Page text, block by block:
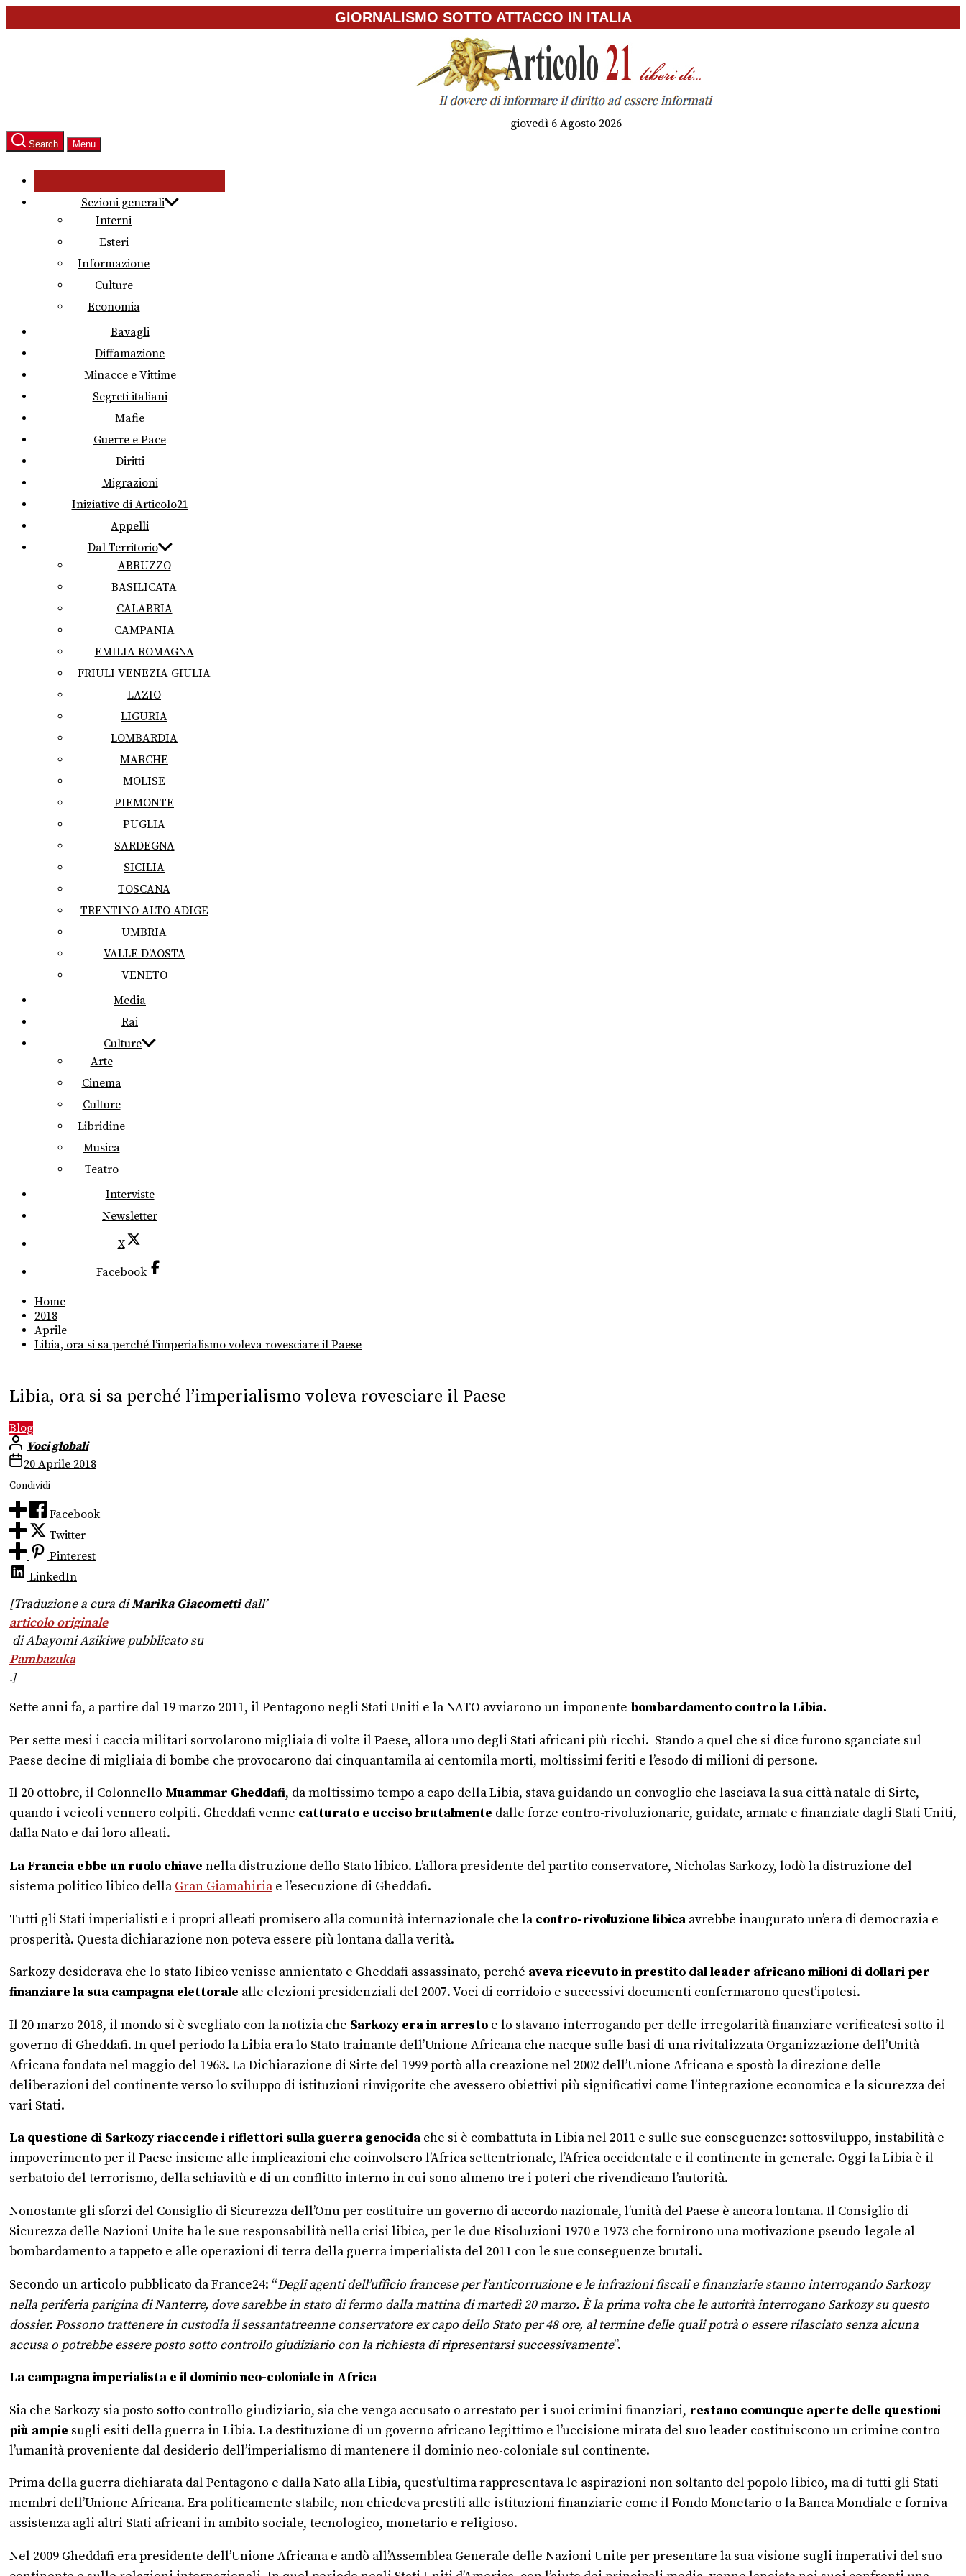
to
GIORNALISMO SOTTO ATTACCO IN ITALIA
giovedì 6 Agosto 2026
Search Menu
Sezioni generali
Interni
Esteri
Informazione
Culture
Economia
Bavagli
Diffamazione
Minacce e Vittime
Segreti italiani
Mafie
Guerre e Pace
Diritti
Migrazioni
Iniziative di Articolo21
Appelli
Dal Territorio
ABRUZZO
BASILICATA
CALABRIA
CAMPANIA
EMILIA ROMAGNA
FRIULI VENEZIA GIULIA
LAZIO
LIGURIA
LOMBARDIA
MARCHE
MOLISE
PIEMONTE
PUGLIA
SARDEGNA
SICILIA
TOSCANA
TRENTINO ALTO ADIGE
UMBRIA
VALLE D’AOSTA
VENETO
Media
Rai
Culture
Arte
Cinema
Culture
Libridine
Musica
Teatro
Interviste
Newsletter
X
Facebook
Home
2018
Aprile
Libia, ora si sa perché l’imperialismo voleva rovesciare il Paese
Libia, ora si sa perché l’imperialismo voleva rovesciare il Paese
Blog
Voci globali
20 Aprile 2018
Condividi
Facebook
Twitter
Pinterest
LinkedIn
[Traduzione a cura diMarika Giacomettidall’
articolo originale
di Abayomi Azikiwe pubblicato su
Pambazuka
.]
Sette anni fa, a partire dal 19 marzo 2011, il Pentagono negli Stati Uniti e la NATO avviarono un imponente bombardamento contro la Libia.
Per sette mesi i caccia militari sorvolarono migliaia di volte il Paese, allora uno degli Stati africani più ricchi. Stando a quel che si dice furono sganciate sul
Paese decine di migliaia di bombe che provocarono dai cinquantamila ai centomila morti, moltissimi feriti e l’esodo di milioni di persone.
Il 20 ottobre, il Colonnello Muammar Gheddafi, da moltissimo tempo a capo della Libia, stava guidando un convoglio che lasciava la sua città natale di Sirte,
quando i veicoli vennero colpiti. Gheddafi venne catturato e ucciso brutalmente dalle forze contro-rivoluzionarie, guidate, armate e finanziate dagli Stati Uniti,
dalla Nato e dai loro alleati.
La Francia ebbe un ruolo chiave nella distruzione dello Stato libico. L’allora presidente del partito conservatore, Nicholas Sarkozy, lodò la distruzione del
sistema politico libico dellaGran Giamahiriae l’esecuzione di Gheddafi.
Tutti gli Stati imperialisti e i propri alleati promisero alla comunità internazionale che lacontro-rivoluzione libica avrebbe inaugurato un’era di democrazia e
prosperità. Questa dichiarazione non poteva essere più lontana dalla verità.
Sarkozy desiderava che lo stato libico venisse annientato e Gheddafi assassinato, perché aveva ricevuto in prestito dal leader africano milioni di dollari per
finanziare la sua campagna elettorale alle elezioni presidenziali del 2007. Voci di corridoio e successivi documenti confermarono quest’ipotesi.
Il 20 marzo 2018, il mondo si è svegliato con la notizia che Sarkozy era in arresto e lo stavano interrogando per delle irregolarità finanziare verificatesi sotto il
governo di Gheddafi. In quel periodo la Libia era lo Stato trainante dell’Unione Africana che nacque sulle basi di una rivitalizzata Organizzazione dell’Unità
Africana fondata nel maggio del 1963. La Dichiarazione di Sirte del 1999 portò alla creazione nel 2002 dell’Unione Africana e spostò la direzione delle
deliberazioni del continente verso lo sviluppo di istituzioni rinvigorite che avessero obiettivi più significativi come l’integrazione economica e la sicurezza dei
vari Stati.
La questione di Sarkozy riaccende i riflettori sulla guerra genocida che si è combattuta in Libia nel 2011 e sulle sue conseguenze: sottosviluppo, instabilità e
impoverimento per il Paese insieme alle implicazioni che coinvolsero l’Africa settentrionale, l’Africa occidentale e il continente in generale. Oggi la Libia è il
serbatoio del terrorismo, della schiavitù e di un conflitto interno in cui sono almeno tre i poteri che rivendicano l’autorità.
Nonostante gli sforzi del Consiglio di Sicurezza dell’Onu per costituire un governo di accordo nazionale, l’unità del Paese è ancora lontana. Il Consiglio di
Sicurezza delle Nazioni Unite ha le sue responsabilità nella crisi libica, per le due Risoluzioni 1970 e 1973 che fornirono una motivazione pseudo-legale al
bombardamento a tappeto e alle operazioni di terra della guerra imperialista del 2011 con le sue conseguenze brutali.
Secondo un articolo pubblicato da France24: “Degli agenti dell’ufficio francese per l’anticorruzione e le infrazioni fiscali e finanziarie stanno interrogando Sarkozy
nella periferia parigina di Nanterre, dove sarebbe in stato di fermo dalla mattina di martedì 20 marzo. È la prima volta che le autorità interrogano Sarkozy su questo
dossier. Possono trattenere in custodia il sessantatreenne conservatore ex capo dello Stato per 48 ore, al termine delle quali potrà o essere rilasciato senza alcuna
accusa o potrebbe essere posto sotto controllo giudiziario con la richiesta di ripresentarsi successivamente”.
La campagna imperialista e il dominio neo-coloniale in Africa
Sia che Sarkozy sia posto sotto controllo giudiziario, sia che venga accusato o arrestato per i suoi crimini finanziari, restano comunque aperte delle questioni
più ampie sugli esiti della guerra in Libia. La destituzione di un governo africano legittimo e l’uccisione mirata del suo leader costituiscono un crimine contro
l’umanità proveniente dal desiderio dell’imperialismo di mantenere il dominio neo-coloniale sul continente.
Prima della guerra dichiarata dal Pentagono e dalla Nato alla Libia, quest’ultima rappresentava le aspirazioni non soltanto del popolo libico, ma di tutti gli Stati
membri dell’Unione Africana. Era politicamente stabile, non chiedeva prestiti alle istituzioni finanziarie come il Fondo Monetario o la Banca Mondiale e forniva
assistenza agli altri Stati africani in ambito sociale, tecnologico, monetario e religioso.
Nel 2009 Gheddafi era presidente dell’Unione Africana e andò all’Assemblea Generale delle Nazioni Unite per presentare la sua visione sugli imperativi del suo